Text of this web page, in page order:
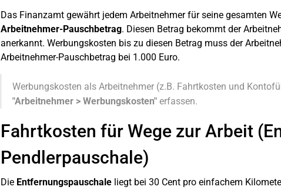
Das Finanzamt gewährt jedem Arbeitnehmer für seine gesamten
Arbeitnehmer-Pauschbetrag. Diesen Betrag bekommt der
anerkannt. Werbungskosten bis zu diesen Betrag muss der
Arbeitnehmer-Pauschbetrag bei 1.000 Euro.
Werbungskosten als Arbeitnehmer (z.B. Fahrtkosten und
"Arbeitnehmer > Werbungskosten"erfassen.
Fahrtkosten für Wege zur Arbeit
Pendlerpauschale)
Die Entfernungspauschaleliegt bei 30 Cent pro einfachem